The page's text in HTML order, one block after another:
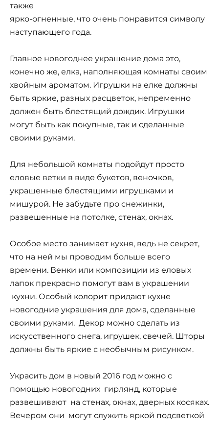
также
ярко-огненные, что очень понравится символу
наступающего года.
Главное новогоднее украшение дома это,
конечно же, елка, наполняющая комнаты своим
хвойным ароматом. Игрушки на елке должны
быть яркие, разных расцветок, непременно
должен быть блестящий дождик. Игрушки
могут быть как покупные, так и сделанные
своими руками.
Для небольшой комнаты подойдут просто
еловые ветки в виде букетов, веночков,
украшенные блестящими игрушками и
мишурой. Не забудьте про снежинки,
развешенные на потолке, стенах, окнах.
Особое место занимает кухня, ведь не секрет,
что на ней мы проводим больше всего
времени. Венки или композиции из еловых
лапок прекрасно помогут вам в украшении
кухни. Особый колорит придают кухне
новогодние украшения для дома, сделанные
своими руками. Декор можно сделать из
искусственного снега, игрушек, свечей. Шторы
должны быть яркие с необычным рисунком.
Украсить дом в новый 2016 год можно с
помощью новогодних гирлянд, которые
развешивают на стенах, окнах, дверных косяках.
Вечером они могут служить яркой подсветкой